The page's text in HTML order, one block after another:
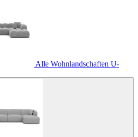
Alle Wohnlandschaften U-